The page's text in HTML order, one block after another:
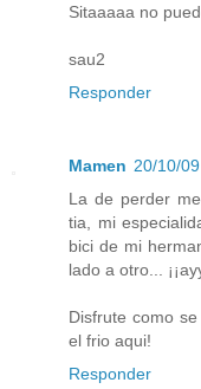
Sitaaaaa no
sau2
Responder
Mamen 20/10/
La de perder
tia, mi
bici de mi
lado a otro...
Disfrute como
el frio aqui!
Responder